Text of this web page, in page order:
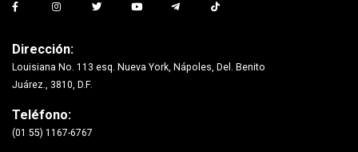
Dirección:
Louisiana No. 113 esq. Nueva York, Nápoles, Del. Benito
Juárez., 3810, D.F.
Teléfono:
(01 55) 1167-6767